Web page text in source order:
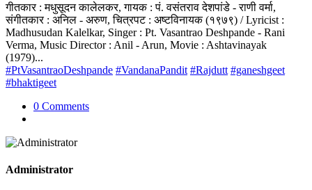
गीतकार : मधुसूदन कालेलकर, गायक : पं. वसंतराव देशपांडे - राणी वर्मा,
संगीतकार : अनिल - अरुण, चित्रपट : अष्टविनायक (१९७९) / Lyricist :
Madhusudan Kalelkar, Singer : Pt. Vasantrao Deshpande - Rani
Verma, Music Director : Anil - Arun, Movie : Ashtavinayak
(1979)...
#PtVasantraoDeshpande #VandanaPandit #Rajdutt #ganeshgeet
#bhaktigeet
0 Comments
Administrator